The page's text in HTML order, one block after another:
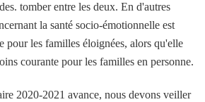
tomber entre les deux. En d'autres
la santé socio-émotionnelle est
pour les familles éloignées, alors qu'elle
courante pour les familles en personne.
2020-2021 avance, nous devons veiller